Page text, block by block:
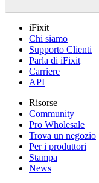
iFixit
Chi siamo
Supporto Clienti
Parla di iFixit
Carriere
API
Risorse
Community
Pro Wholesale
Trova un negozio
Per i produttori
Stampa
News